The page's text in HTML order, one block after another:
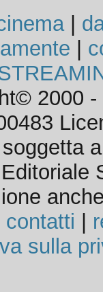
|
2000
contatti
sulla